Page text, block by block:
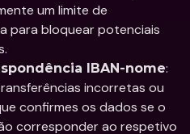
um limite de
para bloquear potenciais
IBAN-nome:
incorretas ou
confirmes os dados se o
corresponder ao respetivo